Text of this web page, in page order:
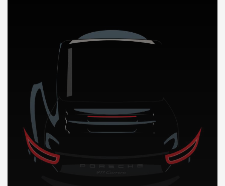
DÉCOUVREZ NOTRE IMPORTATION AUTO au Pakistan